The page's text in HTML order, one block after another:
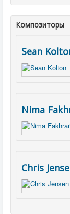
Композиторы
Sean
Nima
Chris